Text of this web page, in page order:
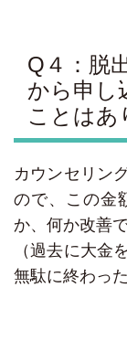
Q４：脱
から申し
ことはあ
カウンセリン
ので、この金
か、何か改善
（過去に大金
無駄に終わっ